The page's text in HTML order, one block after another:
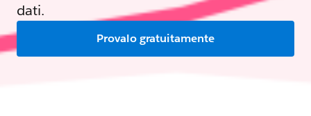
dati.
Provalo gratuitamente